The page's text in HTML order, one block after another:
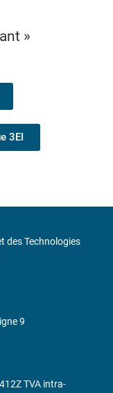
»
3EI
des Technologies
9
TVA intra-